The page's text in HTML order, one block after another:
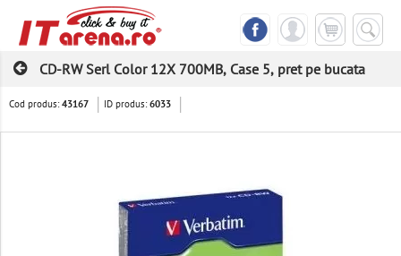
CD-RW Serl Color 12X 700MB, Case 5, pret pe bucata
Cod produs:43167 ID produs:6033